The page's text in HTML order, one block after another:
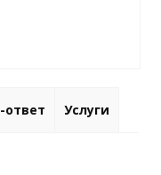
ответ Услуги